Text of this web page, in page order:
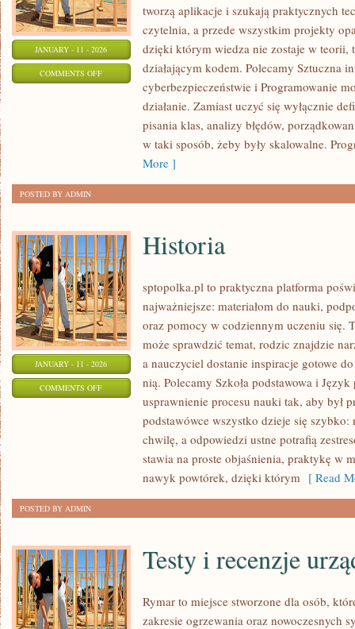
JANUARY - 11 - 2026
COMMENTS OFFON
PROGRAMISTY
tworzą aplikacje i szukają praktycznych
czytelnia, a przede wszystkim projekty
dzięki którym wiedza nie zostaje w teorii,
działającym kodem. Polecamy Sztuczna
cyberbezpieczeństwie i Programowanie
działanie. Zamiast uczyć się wyłącznie
pisania klas, analizy błędów,
w taki sposób, żeby były skalowalne.
More ]
POSTED BY ADMIN
JANUARY - 11 - 2026
COMMENTS OFFON
Historia
sptopolka.pl to praktyczna platforma
najważniejsze: materiałom do nauki,
oraz pomocy w codziennym uczeniu się.
może sprawdzić temat, rodzic znajdzie
a nauczyciel dostanie inspiracje gotowe
nią. Polecamy Szkoła podstawowa i
usprawnienie procesu nauki tak, aby był
podstawówce wszystko dzieje się
chwilę, a odpowiedzi ustne potrafią
stawia na proste objaśnienia, praktykę w
nawyk powtórek, dzięki którym [ Read
POSTED BY ADMIN
Testy i recenzje
Rymar to miejsce stworzone dla osób,
zakresie ogrzewania oraz nowoczesnych